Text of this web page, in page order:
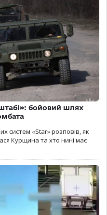
бойовий шлях
систем «Star» розповів, як
Курщина та хто нині має